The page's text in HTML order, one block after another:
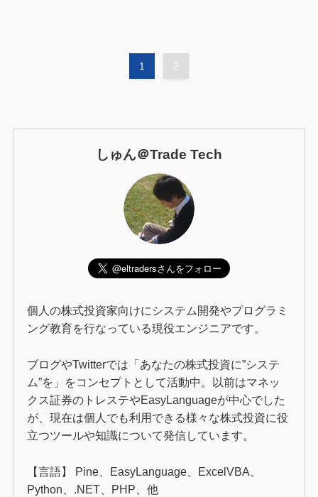
1 2
しゅん＠Trade Tech
個人の株式投資家向けにシステム開発やプログラミ
ング教育を行なっている現役エンジニアです。
ブログやTwitterでは「あなたの株式投資に”システ
ム”を」をコンセプトとして活動中。以前はマネッ
クス証券のトレステやEasyLanguageが中心でした
が、現在は個人でも利用できる様々な株式投資に役
立つツールや知識について発信しています。
【言語】 Pine、EasyLanguage、ExcelVBA、
Python、.NET、PHP、他